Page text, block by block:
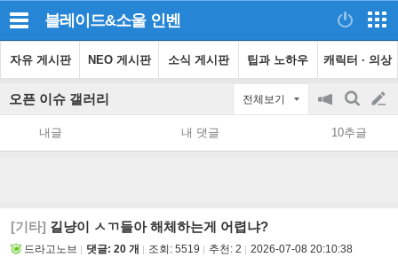
블레이드&소울 인벤
자유 게시판 NEO 게시판 소식 게시판 팁과 노하우 캐릭터 · 의상
오픈 이슈 갤러리 전체보기
공
지
on/off
검
색
글
쓰
내글 내 댓글 10추글
[기타] 길냥이 ㅅㄲ들아 해체하는게 어렵냐?
드라고노브 댓글: 20 개 조회: 5519 추천: 2 2026-07-08 20:10:38